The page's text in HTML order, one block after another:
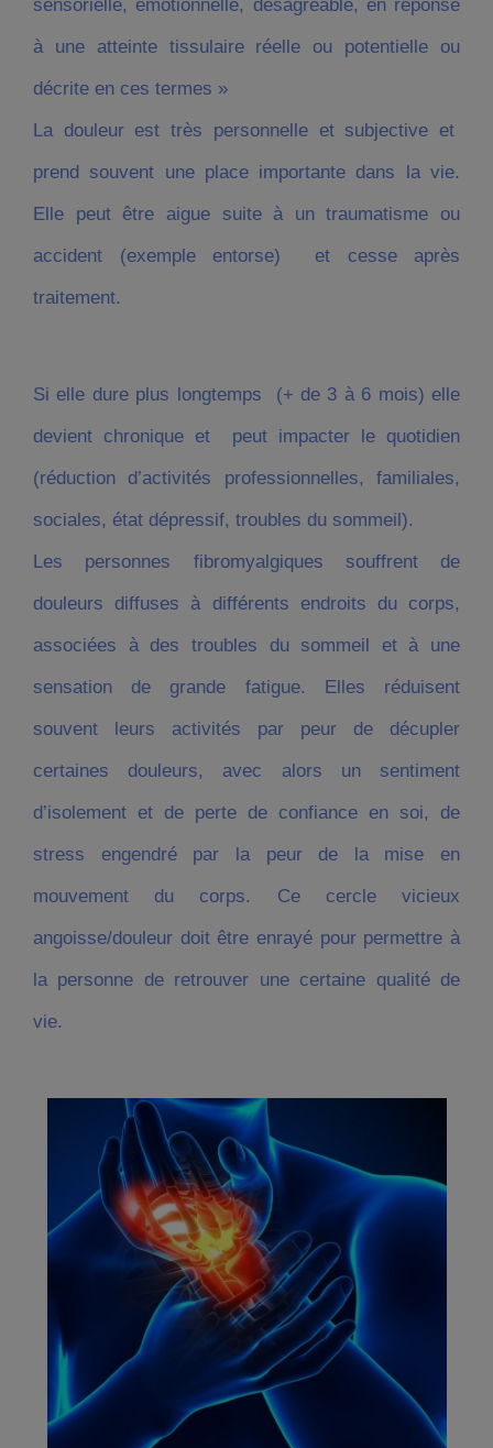
sensorielle, émotionnelle, désagréable, en réponse
à une atteinte tissulaire réelle ou potentielle ou
décrite en ces termes »
La douleur est très personnelle et subjective et
prend souvent une place importante dans la vie.
Elle peut être aigue suite à un traumatisme ou
accident (exemple entorse) et cesse après
traitement.
Si elle dure plus longtemps (+ de 3 à 6 mois) elle
devient chronique et peut impacter le quotidien
(réduction d’activités professionnelles, familiales,
sociales, état dépressif, troubles du sommeil).
Les personnes fibromyalgiques souffrent de
douleurs diffuses à différents endroits du corps,
associées à des troubles du sommeil
et à une
sensation de grande fatigue. Elles réduisent
souvent leurs activités par peur de décupler
certaines douleurs, avec alors un sentiment
d’isolement et de perte de confiance en soi, de
stress engendré par la peur de la mise en
mouvement du corps. Ce cercle vicieux
angoisse/douleur doit être enrayé pour permettre à
la personne de retrouver une certaine qualité de
vie.